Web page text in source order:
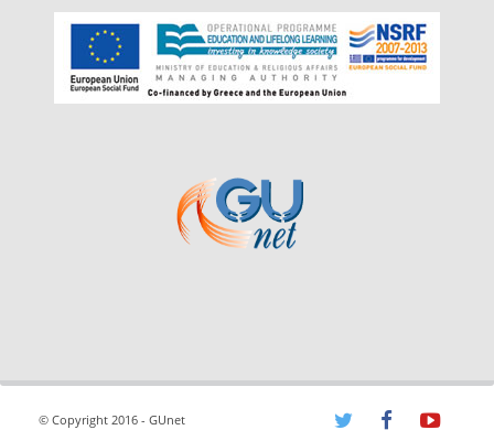
© Copyright 2016 - GUnet